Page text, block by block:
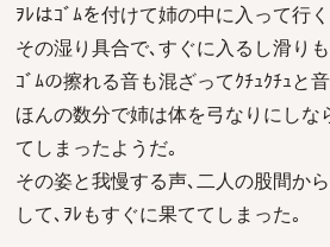
ｦﾚはｺﾞﾑを付けて姉の中に入って行
その湿り具合で､すぐに入るし滑り
ｺﾞﾑの擦れる音も混ざってｸﾁｭｸﾁｭと
ほんの数分で姉は体を弓なりにしな
てしまったようだ｡
その姿と我慢する声､二人の股間か
して､ｦﾚもすぐに果ててしまった｡